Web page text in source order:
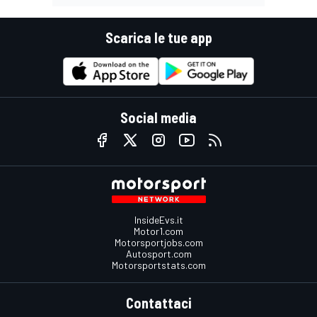
Scarica le tue app
Social media
InsideEvs.it
Motor1.com
Motorsportjobs.com
Autosport.com
Motorsportstats.com
Contattaci